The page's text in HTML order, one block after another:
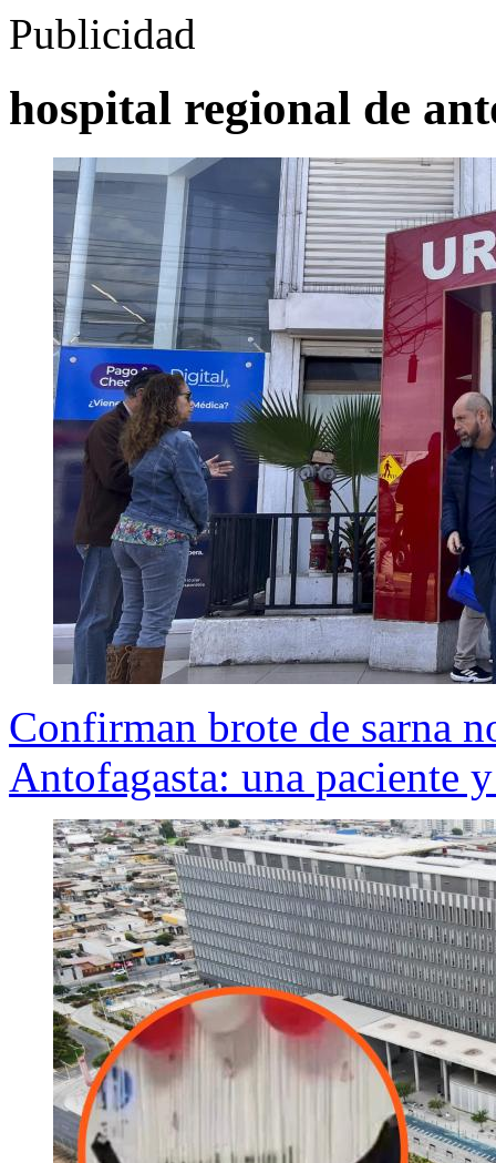
Publicidad
hospital regional de
Confirman brote de sarna
Antofagasta: una paciente